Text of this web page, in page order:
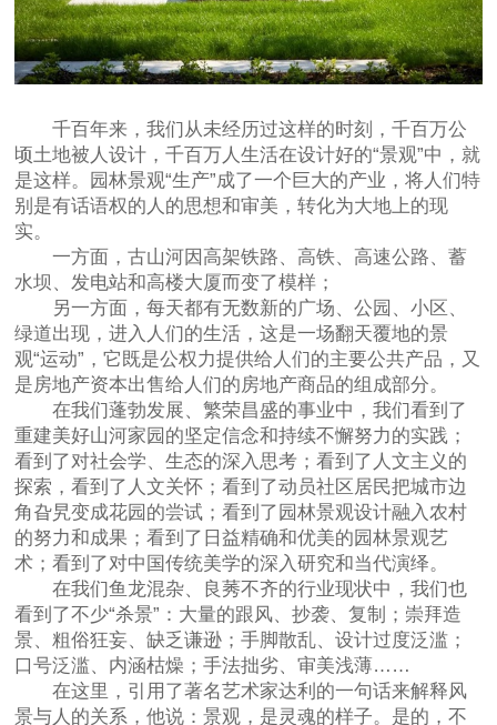
千百年来，我们从未经历过这样的时刻，千百万公
顷土地被人设计，千百万人生活在设计好的“景观”中，就
是这样。园林景观“生产”成了一个巨大的产业，将人们特
别是有话语权的人的思想和审美，转化为大地上的现
实。
一方面，古山河因高架铁路、高铁、高速公路、蓄
水坝、发电站和高楼大厦而变了模样；
另一方面，每天都有无数新的广场、公园、小区、
绿道出现，进入人们的生活，这是一场翻天覆地的景
观“运动”，它既是公权力提供给人们的主要公共产品，又
是房地产资本出售给人们的房地产商品的组成部分。
在我们蓬勃发展、繁荣昌盛的事业中，我们看到了
重建美好山河家园的坚定信念和持续不懈努力的实践；
看到了对社会学、生态的深入思考；看到了人文主义的
探索，看到了人文关怀；看到了动员社区居民把城市边
角旮旯变成花园的尝试；看到了园林景观设计融入农村
的努力和成果；看到了日益精确和优美的园林景观艺
术；看到了对中国传统美学的深入研究和当代演绎。
在我们鱼龙混杂、良莠不齐的行业现状中，我们也
看到了不少“杀景”：大量的跟风、抄袭、复制；崇拜造
景、粗俗狂妄、缺乏谦逊；手脚散乱、设计过度泛滥；
口号泛滥、内涵枯燥；手法拙劣、审美浅薄……
在这里，引用了著名艺术家达利的一句话来解释风
景与人的关系，他说：景观，是灵魂的样子。是的，不